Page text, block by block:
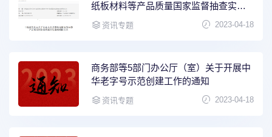
纸板材料等产品质量国家监督抽查实施
细则
资讯专题 2023-04-18
商务部等5部门办公厅（室）关于开展中
华老字号示范创建工作的通知
资讯专题 2023-04-18